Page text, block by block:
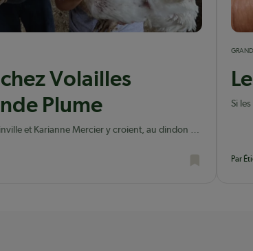
Volailles
Plume
et Karianne Mercier y croient, au dindon et
Si
Par